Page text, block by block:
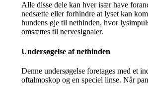
Alle disse dele kan hver især have
nedsætte eller forhindre at lyset kan
hundens øje til nethinden, hvor
omsættes til nervesignaler.
Undersøgelse af nethinden
Denne undersøgelse foretages med et
oftalmoskop og en speciel linse. Når